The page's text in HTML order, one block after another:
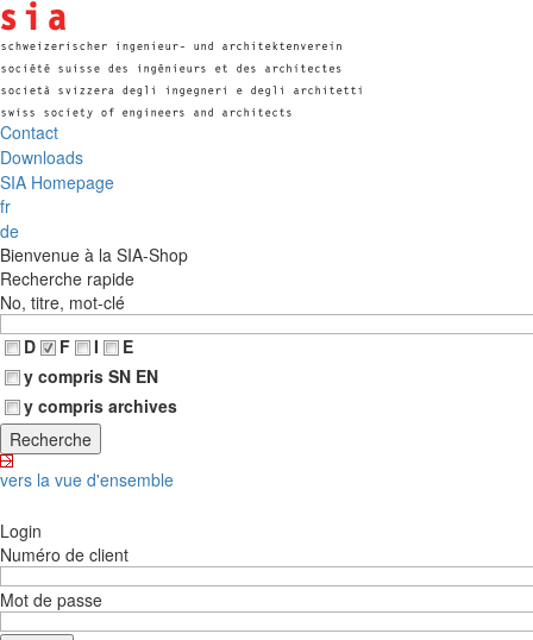
Contact
Downloads
SIA Homepage
fr
de
Bienvenue à la SIA-Shop
Recherche rapide
No, titre, mot-clé
D
F I
E
y compris SN EN
y compris archives
vers la vue d'ensemble
Login
Numéro de client
Mot de passe